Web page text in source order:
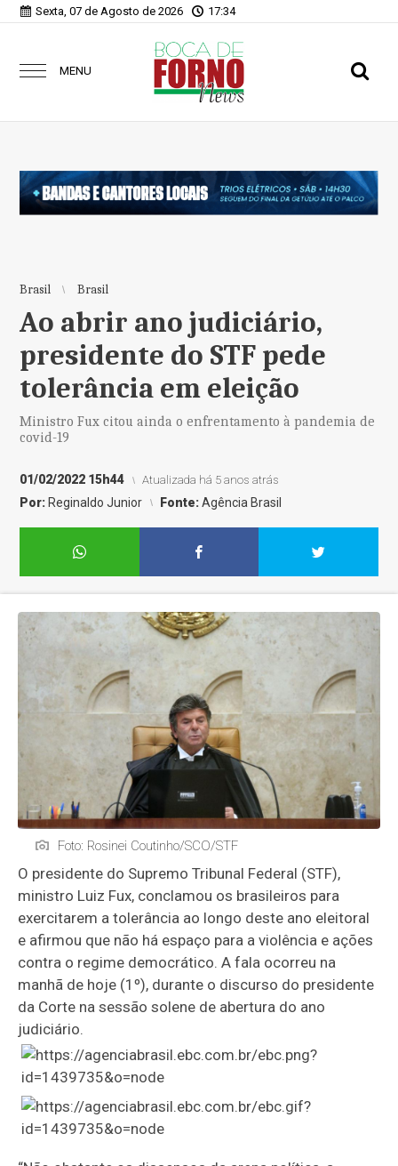
Sexta, 07 de Agosto de 2026 17:34
MENU
Brasil Brasil
Ao abrir ano judiciário,
presidente do STF pede
tolerância em eleição
Ministro Fux citou ainda o enfrentamento à pandemia de
covid-19
01/02/2022 15h44 Atualizada há 5 anos atrás
Por: Reginaldo Junior Fonte:Agência Brasil
Foto: Rosinei Coutinho/SCO/STF
O presidente do Supremo Tribunal Federal (STF),
ministro Luiz Fux, conclamou os brasileiros para
exercitarem a tolerância ao longo deste ano eleitoral
e afirmou que não há espaço para a violência e ações
contra o regime democrático. A fala ocorreu na
manhã de hoje (1º), durante o discurso do presidente
da Corte na sessão solene de abertura do ano
judiciário.